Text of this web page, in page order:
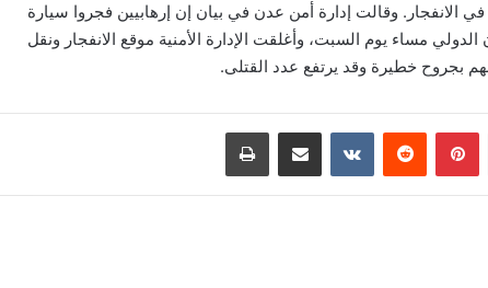
في الانفجار. وقالت إدارة أمن عدن في بيان إن إرهابيين فجروا سيارة
مساء يوم السبت، وأغلقت الإدارة الأمنية موقع الانفجار ونقل
بجروح خطيرة وقد يرتفع عدد القتلى.
بينتيريست مشاركة عبر البريد طباعة